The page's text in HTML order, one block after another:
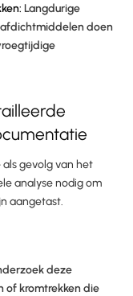
Langdurige
doen
gevolg van het
analyse nodig om
aangetast.
deze
of kromtrekken die